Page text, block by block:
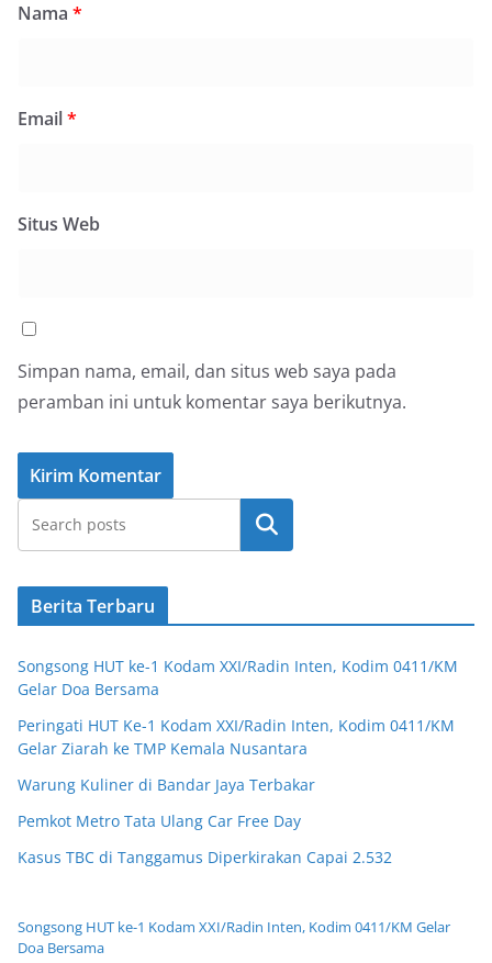
Nama *
Email*
Situs Web
Simpan nama, email, dan situs web saya pada
peramban ini untuk komentar saya berikutnya.
Cari
Berita Terbaru
Songsong HUT ke-1 Kodam XXI/Radin Inten, Kodim 0411/KM
Gelar Doa Bersama
Peringati HUT Ke-1 Kodam XXI/Radin Inten, Kodim 0411/KM
Gelar Ziarah ke TMP Kemala Nusantara
Warung Kuliner di Bandar Jaya Terbakar
Pemkot Metro Tata Ulang Car Free Day
Kasus TBC di Tanggamus Diperkirakan Capai 2.532
Songsong HUT ke-1 Kodam XXI/Radin Inten, Kodim 0411/KM Gelar
Doa Bersama